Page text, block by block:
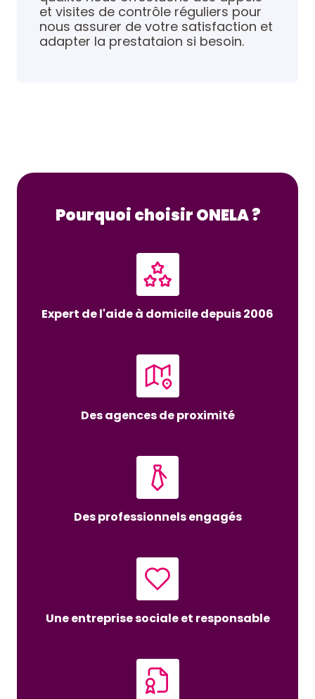
et visites de contrôle réguliers pour
nous assurer de votre satisfaction et
adapter la prestataion si besoin.
Pourquoi choisir ONELA ?
Expert de l'aide à domicile depuis 2006
Des agences de proximité
Des professionnels engagés
Une entreprise sociale et responsable